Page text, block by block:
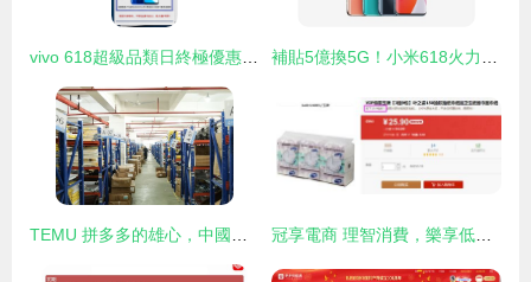
vivo 618超級品類日終極優惠 直降與分期福利別錯過！ 補貼5億換5G！小米618火力全開 5G手機、AIoT銷冕冠島電商
TEMU 拼多多的雄心，中國制造新的領舞者——不再是簡單的電商，更是數字時代的全球布局 冠享電商 理智消費，樂享低價高品質生活